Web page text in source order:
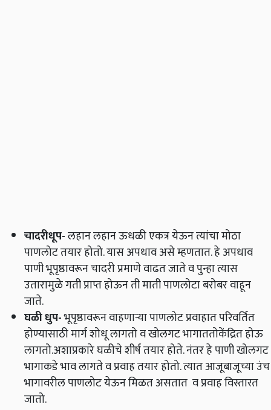
चादरीधूप-लहान लहान ऊधळी एकत्र येऊन त्यांचा मोठा
पाणलोट तयार होतो. यास अपधाव असे म्हणतात. हे अपधाव
पाणी भूपृष्ठावरून चादरी प्रमाणे वाढत जाते व पुन्हा त्यास
उतारामुळे गती प्राप्त होऊन ती माती पाणलोटा बरोबर वाहून
जाते.
घळी धुप-भूपृष्ठावरून वाहणाऱ्या पाणलोट प्रवाहात परिवर्तित
होण्यासाठी मार्ग शोधू लागतो व खोलगट भागाततोकेंद्रित होऊ
लागतो.अशाप्रकारे घळीचे शीर्ष तयार होते. नंतर हे पाणी खोलगट
भागाकडे भाव लागते व प्रवाह तयार होतो. त्यात आजूबाजूच्या उंच
भागावरील पाणलोट येऊन मिळत असतात व प्रवाह विस्तारत
जातो.